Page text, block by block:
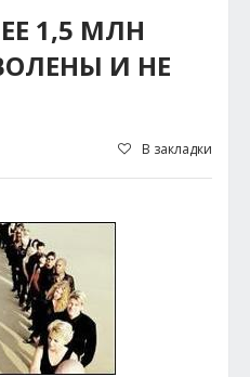
1,5 МЛН
И НЕ
В закладки